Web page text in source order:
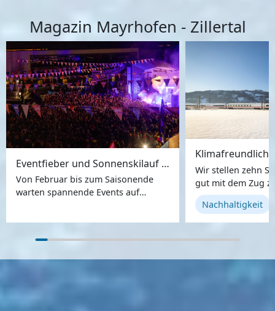
Magazin Mayrhofen - Zillertal
Eventfieber und Sonnenskilauf in Mayrhofen
Von Februar bis zum Saisonende
warten spannende Events auf
Wir stellen zehn
gut mit dem Zug
und wo der Weg
zum Einstieg ins
Nachhaltigkeit